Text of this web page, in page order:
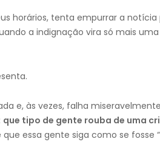
horários, tenta empurrar a notícia
a indignação vira só mais
e, às vezes, falha
que tipo de gente rouba de uma
essa gente siga como se fosse